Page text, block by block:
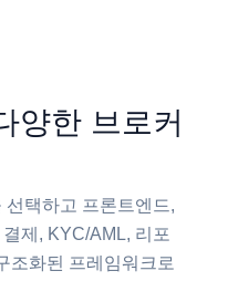
양한 브로커
택하고 프론트엔드,
제, KYC/AML, 리포
조화된 프레임워크로